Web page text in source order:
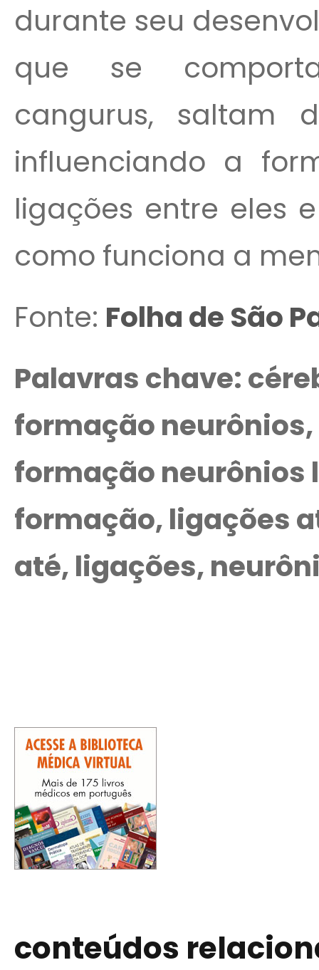
durante seu
que se
cangurus, saltam
influenciando a
ligações entre eles
como funciona a
Fonte: Folha de São
Palavras chave:
formação
formação neurônios
formação, ligações
até, ligações,
conteúdos